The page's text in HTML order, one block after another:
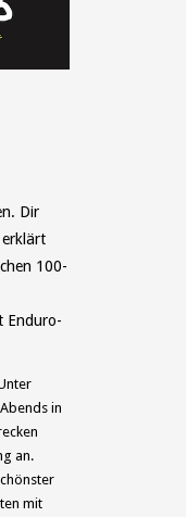
Dir
100-
Enduro-
in
an.
mit